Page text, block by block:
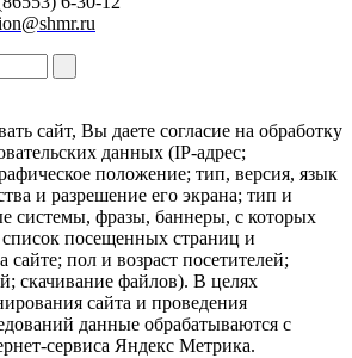
сайт, Вы даете согласие на обработку
данных (IP-адрес;
положение; тип, версия, язык
и разрешение его экрана; тип и
системы, фразы, баннеры, с которых
посещенных страниц и
сайте; пол и возраст посетителей;
скачивание файлов). В целях
сайта и проведения
данные обрабатываются с
сервиса Яндекс Метрика.